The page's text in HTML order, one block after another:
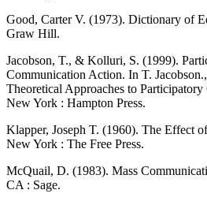
Good, Carter V. (1973). Dictionary of
Graw Hill.
Jacobson, T., & Kolluri, S. (1999).
Communication Action. In T.
Theoretical Approaches to
New York : Hampton Press.
Klapper, Joseph T. (1960). The Effect
New York : The Free Press.
McQuail, D. (1983). Mass
CA : Sage.